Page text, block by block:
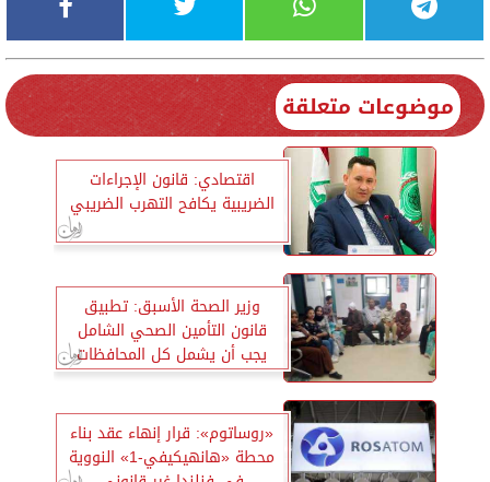
موضوعات متعلقة
اقتصادي: قانون الإجراءات
الضريبية يكافح التهرب الضريبي
وزير الصحة الأسبق: تطبيق
قانون التأمين الصحي الشامل
يجب أن يشمل كل المحافظات
في وقت واحد
«روساتوم»: قرار إنهاء عقد بناء
محطة «هانهيكيفي-1» النووية